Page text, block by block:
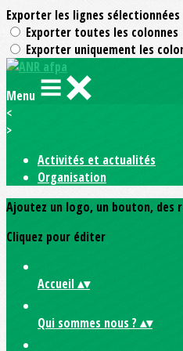
Exporter les lignes sélectionnées
Exporter toutes les colonnes
Exporter uniquement les
Menu
<
>
Activités et actualités
Organisation
Ajoutez un logo, un bouton, des
Cliquez pour éditer
Accueil▴▾
Qui sommes nous ? ▴▾